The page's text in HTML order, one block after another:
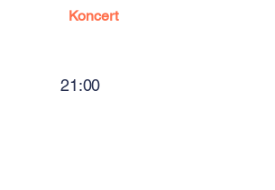
Koncert
21:00